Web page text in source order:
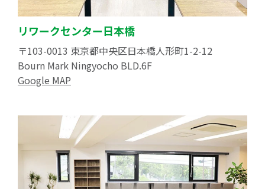
リワークセンター日本橋
〒103-0013 東京都中央区日本橋人形町1-2-12
Bourn Mark Ningyocho BLD.6F
Google MAP